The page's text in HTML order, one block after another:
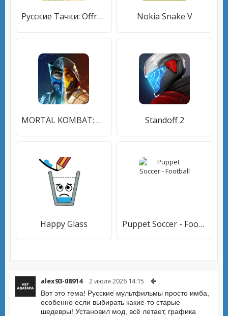
Русские Тачки: Offroad 4х4 Nokia Snake V
MORTAL KOMBAT: Файтинг Standoff 2
Happy Glass Puppet Soccer - Football
alex93-08914 2 июля 2026 14:15
Вот это тема! Русские мультфильмы просто имба,
особенно если выбирать какие-то старые
шедевры! Установил мод, всё летает, графика